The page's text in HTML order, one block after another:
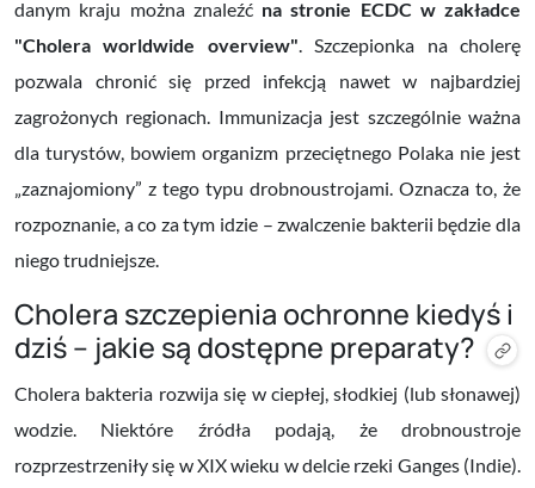
danym kraju można znaleźć na stronie ECDC w zakładce
"Cholera worldwide overview".Szczepionka na cholerę
pozwala chronić się przed infekcją nawet w najbardziej
zagrożonych regionach. Immunizacja jest szczególnie ważna
dla turystów, bowiem organizm przeciętnego Polaka nie jest
„zaznajomiony” z tego typu drobnoustrojami. Oznacza to, że
rozpoznanie, a co za tym idzie – zwalczenie bakterii będzie dla
niego trudniejsze.
Cholera szczepienia ochronne kiedyś i
dziś – jakie są dostępne preparaty?
Cholera bakteria rozwija się w ciepłej, słodkiej (lub słonawej)
wodzie. Niektóre źródła podają, że drobnoustroje
rozprzestrzeniły się w XIX wieku w delcie rzeki Ganges (Indie).